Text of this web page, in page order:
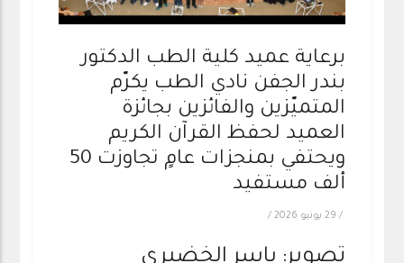
برعاية عميد كلية الطب الدكتور
بندر الجفن نادي الطب يكرّم
المتميّزين والفائزين بجائزة
العميد لحفظ القرآن الكريم
ويحتفي بمنجزات عامٍ تجاوزت 50
ألف مستفيد
/ 29 يونيو 2026 /
تصوير: ياسر الخضيري